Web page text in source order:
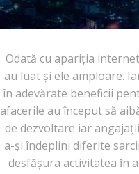
Odată cu apariția
au luat și ele amploare.
în adevărate beneficii
afacerile au început să
de dezvoltare iar
a-și îndeplini diferite
desfășura activitatea ȋn